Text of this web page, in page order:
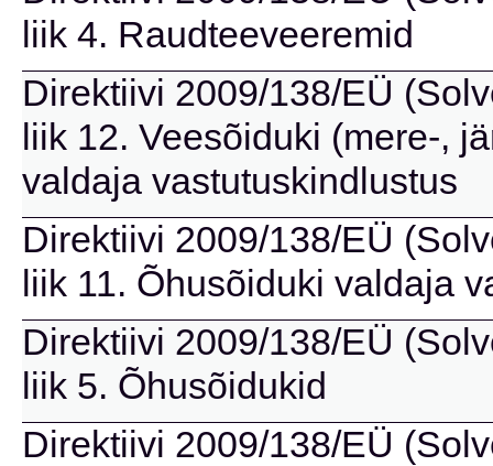
liik 4. Raudteeveeremid
Direktiivi 2009/138/EÜ
liik 12. Veesõiduki (mere-,
valdaja vastutuskindlustus
Direktiivi 2009/138/EÜ
liik 11. Õhusõiduki valdaja
Direktiivi 2009/138/EÜ
liik 5. Õhusõidukid
Direktiivi 2009/138/EÜ